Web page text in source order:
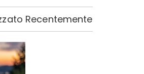
Recentemente